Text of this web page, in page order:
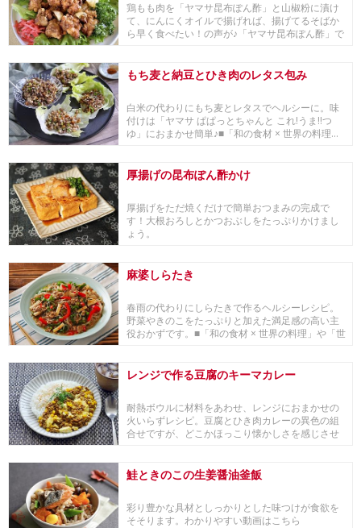
鶏もも肉を「ヤマサ昆布ぽん酢」と山椒粉に漬け
て、にんにくオイルで揚げれば、揚げてるそばか
ら早く食べたい！の声が♪「ヤマサ昆布ぽん酢」で
もち麦と納豆とひき肉のレタス包み
白米の代わりにもち麦とレタスでヘルシーに。味
付けは「ヤマサ ぱぱっとちゃんと これ!うま!!つ
ゆ」におまかせ簡単♪■「和の食材 × 世界の料理...
厚揚げの昆布ぽん酢かけ
厚揚げをただ焼くだけで簡単おつまみの完成で
す！大根おろしとかつおぶしをたっぷりかけまし
ょう。
麻婆しらたき
春雨の代わりにしらたきで作るヘルシーレシピ。
野菜やきのこをたっぷりと加えた満足感の高い主
役おかずです。■「和の食材 × 世界の料理」や「世
レンジで作る豆腐のキーマカレー
耐熱ボウルに材料をあわせ、レンジにおまかせの
火いらずレシピ。豆腐とひき肉カレーの異色の組
合せですが、どこかほっこり懐かしさを感じさせ
鮭ときのこの生姜醤油釜飯
彩り豊かな具材としっかりとした味つけが食欲を
そそります。わかりやすい動画はこちら